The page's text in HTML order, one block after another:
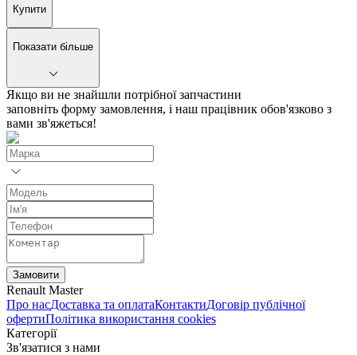
Купити
Показати більше
Якщо ви не знайшли потрібної запчастини
заповніть форму замовлення, і наш працівник обов'язково з
вами зв'яжеться!
Замовити
Renault Master
Про насДоставка та оплатаКонтактиДоговір публічної
офертиПолітика використання cookies
Категорії
Зв'язатися з нами